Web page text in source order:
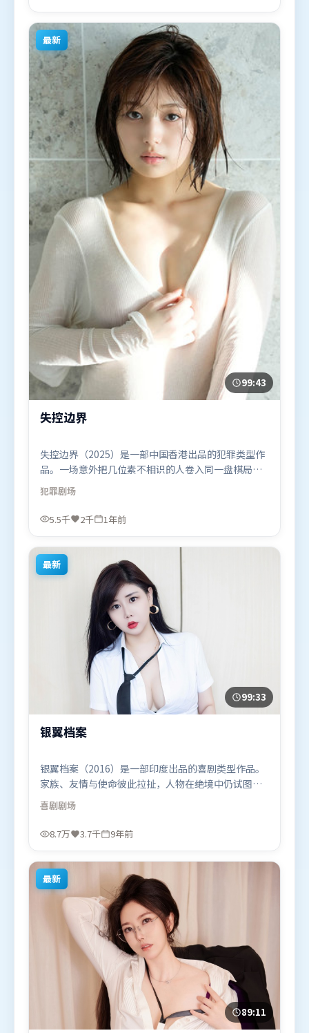
上线，适合喜欢爱情题材的观众观看。
最新
99:43
失控边界
失控边界（2025）是一部中国香港出品的犯罪类型作
品。一场意外把几位素不相识的人卷入同一盘棋局，
信任与背叛交替上演。群像刻画各有弧光，配角亦承
担叙事推进功能。由程耳执导，朱一龙、基里安·墨
菲、黄渤，长泽雅美、河正宇、汤唯等联袂出演。影
线，适合喜欢犯罪题材的观众观看。
犯罪剧场
5.5千 2千 1年前
最新
99:33
银翼档案
银翼档案（2016）是一部印度出品的喜剧类型作品。
家族、友情与使命彼此拉扯，人物在绝境中仍试图守
住心中微光。人物关系网复杂却不凌乱，每场对手戏
都推动信息增量。由史蒂文·斯皮尔伯格执导，咏
梅、提莫西·查拉米、雷佳音，堺雅人、黄渤等联袂
映上线，适合喜欢喜剧题材的观众观看。
喜剧剧场
8.7万 3.7千 9年前
最新
89:11